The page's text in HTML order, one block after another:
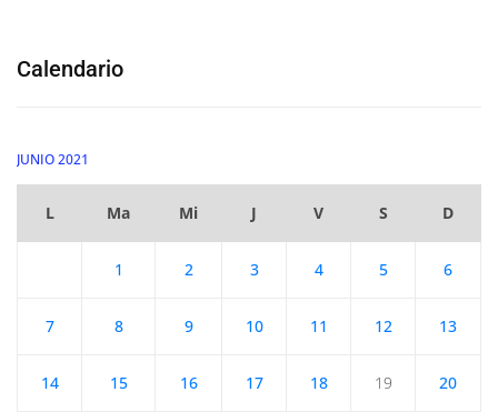
Calendario
JUNIO 2021
L Ma Mi J V S D
1 2 3 4 5 6
7 8 9 10 11 12 13
14 15 16 17 18 19 20